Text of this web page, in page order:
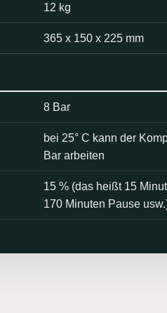
12 kg
365 x 150 x 225 mm
8 Bar
bei 25° C kann der
Bar arbeiten
15 % (das heißt 15
170 Minuten Pause